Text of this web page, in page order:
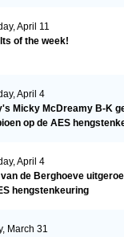
April 11
of the week!
April 4
Micky McDreamy B-K
op de AES
April 4
de Berghoeve
hengstenkeuring
March 31